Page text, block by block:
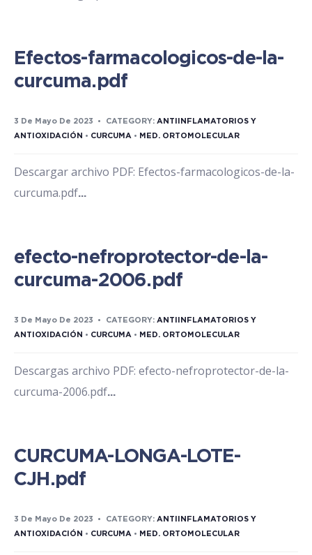
Efectos-farmacologicos-de-la-
curcuma.pdf
3 De Mayo De 2023 • CATEGORY: ANTIINFLAMATORIOS Y
ANTIOXIDACIÓN • CURCUMA • MED. ORTOMOLECULAR
Descargar archivo PDF: Efectos-farmacologicos-de-la-
curcuma.pdf...
efecto-nefroprotector-de-la-
curcuma-2006.pdf
3 De Mayo De 2023 • CATEGORY: ANTIINFLAMATORIOS Y
ANTIOXIDACIÓN • CURCUMA • MED. ORTOMOLECULAR
Descargas archivo PDF: efecto-nefroprotector-de-la-
curcuma-2006.pdf...
CURCUMA-LONGA-LOTE-
CJH.pdf
3 De Mayo De 2023 • CATEGORY: ANTIINFLAMATORIOS Y
ANTIOXIDACIÓN • CURCUMA • MED. ORTOMOLECULAR